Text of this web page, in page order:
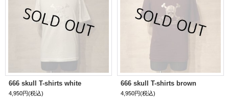
666 skull T-shirts white
4,950円(税込)
666 skull T-shirts brown
4,950円(税込)